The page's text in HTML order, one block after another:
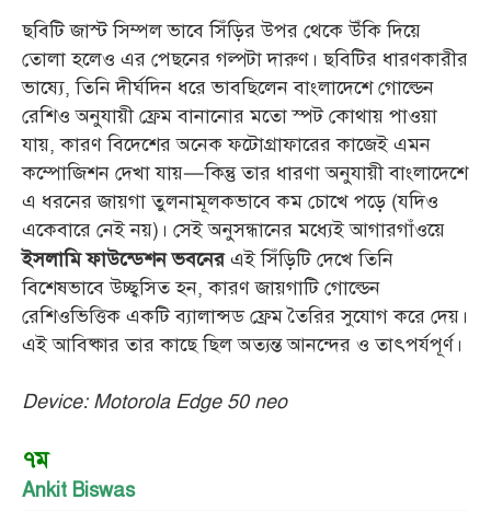
ছবিটি জাস্ট সিম্পল ভাবে সিঁড়ির উপর থেকে উঁকি দিয়ে
তোলা হলেও এর পেছনের গল্পটা দারুণ। ছবিটির ধারণকারীর
ভাষ্যে, তিনি দীর্ঘদিন ধরে ভাবছিলেন বাংলাদেশে গোল্ডেন
রেশিও অনুযায়ী ফ্রেম বানানোর মতো স্পট কোথায় পাওয়া
যায়, কারণ বিদেশের অনেক ফটোগ্রাফারের কাজেই এমন
কম্পোজিশন দেখা যায়—কিন্তু তার ধারণা অনুযায়ী বাংলাদেশে
এ ধরনের জায়গা তুলনামূলকভাবে কম চোখে পড়ে (যদিও
একেবারে নেই নয়)। সেই অনুসন্ধানের মধ্যেই আগারগাঁওয়ে
ইসলামি ফাউন্ডেশন ভবনেরএই সিঁড়িটি দেখে তিনি
বিশেষভাবে উচ্ছ্বসিত হন, কারণ জায়গাটি গোল্ডেন
রেশিওভিত্তিক একটি ব্যালান্সড ফ্রেম তৈরির সুযোগ করে দেয়।
এই আবিষ্কার তার কাছে ছিল অত্যন্ত আনন্দের ও তাৎপর্যপূর্ণ।
Device: Motorola Edge 50 neo
৭ম
Ankit Biswas